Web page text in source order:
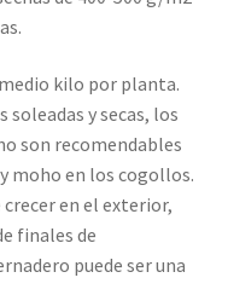
kilo por planta.
y secas, los
son recomendables
moho en los cogollos.
en el exterior,
finales de
puede ser una